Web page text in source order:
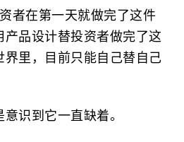
者在第一天就做完了这件
品设计替投资者做完了这
界里，目前只能自己替自己
识到它一直缺着。